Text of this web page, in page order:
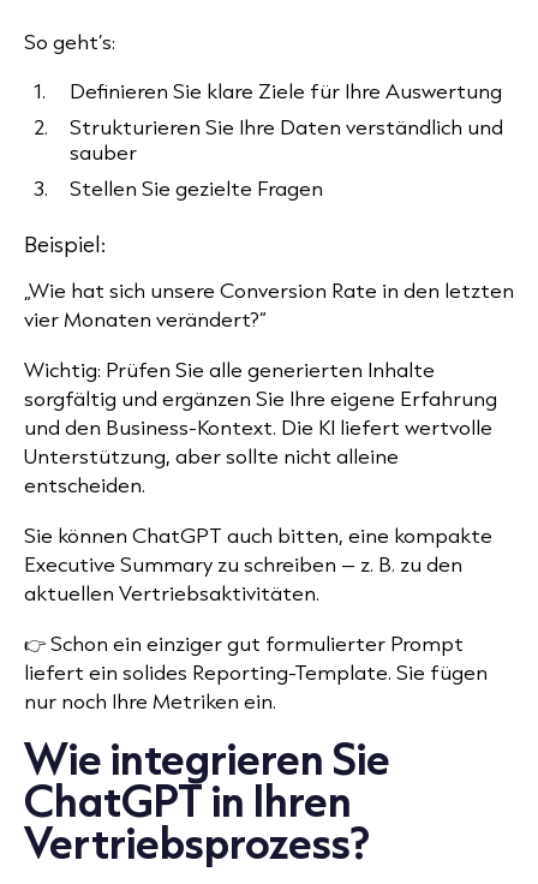
So geht’s:
Definieren Sie klare Ziele für Ihre Auswertung
Strukturieren Sie Ihre Daten verständlich und
sauber
Stellen Sie gezielte Fragen
Beispiel:
„Wie hat sich unsere Conversion Rate in den letzten
vier Monaten verändert?“
Wichtig: Prüfen Sie alle generierten Inhalte
sorgfältig und ergänzen Sie Ihre eigene Erfahrung
und den Business-Kontext. Die KI liefert wertvolle
Unterstützung, aber sollte nicht alleine
entscheiden.
Sie können ChatGPT auch bitten, eine kompakte
Executive Summary zu schreiben – z. B. zu den
aktuellen Vertriebsaktivitäten.
👉 Schon ein einziger gut formulierter Prompt
liefert ein solides Reporting-Template. Sie fügen
nur noch Ihre Metriken ein.
Wie integrieren Sie
ChatGPT in Ihren
Vertriebsprozess?